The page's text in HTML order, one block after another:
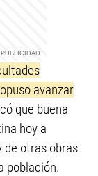
avanzar
que buena
hoy a
de otras obras
población.